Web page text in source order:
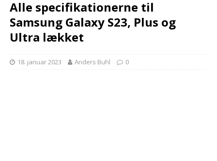
Alle specifikationerne til
Samsung Galaxy S23, Plus og
Ultra lækket
18. januar 2023 Anders Buhl 0